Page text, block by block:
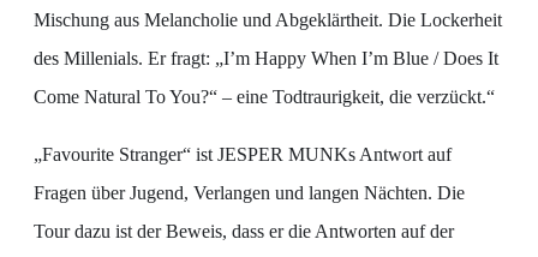
Mischung aus Melancholie und Abgeklärtheit. Die Lockerheit
des Millenials. Er fragt: „I’m Happy When I’m Blue / Does It
Come Natural To You?“ – eine Todtraurigkeit, die verzückt.“
„Favourite Stranger“ ist JESPER MUNKs Antwort auf
Fragen über Jugend, Verlangen und langen Nächten. Die
Tour dazu ist der Beweis, dass er die Antworten auf der